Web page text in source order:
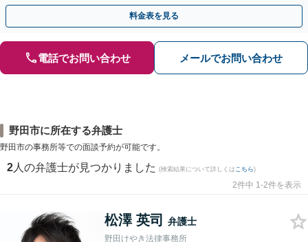
近所への出張相談も実施【秘密厳守｜休日・夜間相談可】
料金表を見る
電話でお問い合わせ メールでお問い合わせ
野田市に所在する弁護士
野田市の事務所等での面談予約が可能です。
2 人の弁護士が見つかりました (検索結果について詳しくは こちら)
2件中 1-2件を表示
松澤 英司 弁護士
野田けやき法律事務所